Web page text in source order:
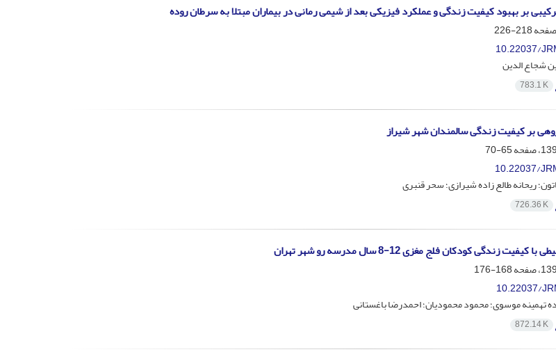
بر بهبود کیفیت زندگی و عملکرد فیزیکی بعد از شیمی رمانی در بیماران مبتلا به سرطان روده
218-226
10.22037/
شجاع الدین
783.1 K
بر کیفیت زندگی سالمندان شهر شیراز
65-70
10.22037/
ریحانه طالع زاده شیرازی؛ سحر قنبری
726.36 K
زندگی کودکان فلج مغزی 12-8 سال مدرسه رو شهر تهران
168-176
10.22037/
تهمینه موسوی؛ محمود محمودیان؛ احمدرضا باغستانی
872.14 K